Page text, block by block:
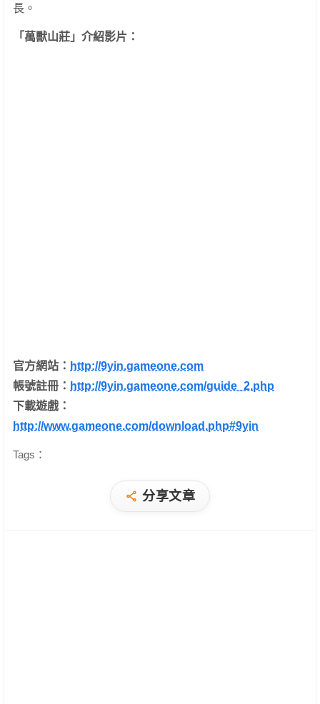
長。
「萬獸山莊」介紹影片：
官方網站： http://9yin.gameone.com
帳號註冊： http://9yin.gameone.com/guide_2.php
下載遊戲：
http://www.gameone.com/download.php#9yin
Tags：
分享文章